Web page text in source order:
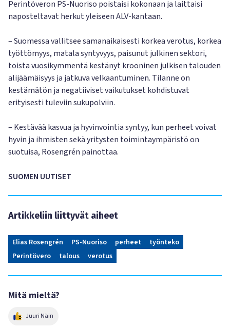
Perintöveron PS-Nuoriso poistaisi kokonaan ja laittaisi
naposteltavat herkut yleiseen ALV-kantaan.
– Suomessa vallitsee samanaikaisesti korkea verotus, korkea
työttömyys, matala syntyvyys, paisunut julkinen sektori,
toista vuosikymmentä kestänyt krooninen julkisen talouden
alijäämäisyys ja jatkuva velkaantuminen. Tilanne on
kestämätön ja negatiiviset vaikutukset kohdistuvat
erityisesti tuleviin sukupolviin.
– Kestävää kasvua ja hyvinvointia syntyy, kun perheet voivat
hyvin ja ihmisten sekä yritysten toimintaympäristö on
suotuisa, Rosengrén painottaa.
SUOMEN UUTISET
Artikkeliin liittyvät aiheet
Elias Rosengrén PS-Nuoriso perheet
työnteko
Perintövero
talous verotus
Mitä mieltä?
Juuri Näin